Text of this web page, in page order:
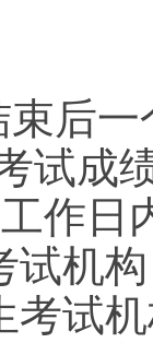
后
试成
作日
试机
考试